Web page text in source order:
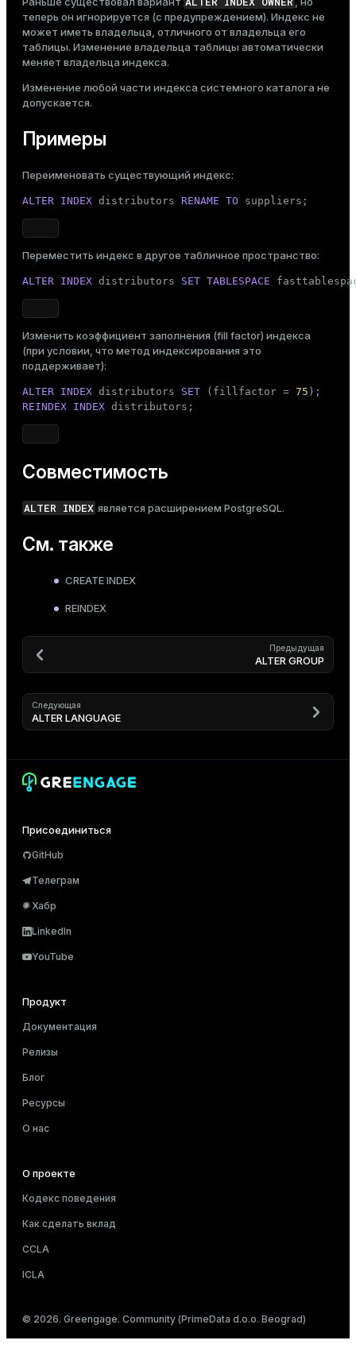
теперь он игнорируется (с предупреждением). Индекс не
может иметь владельца, отличного от владельца его
таблицы. Изменение владельца таблицы автоматически
меняет владельца индекса.
Изменение любой части индекса системного каталога не
допускается.
Примеры
Переименовать существующий индекс:
ALTER INDEX distributors RENAME TO suppliers;
Переместить индекс в другое табличное пространство:
ALTER INDEX distributors SET TABLESPACE
Изменить коэффициент заполнения (fill factor) индекса
(при условии, что метод индексирования это
поддерживает):
ALTER INDEX distributors SET (fillfactor = 75
REINDEX INDEX distributors;
Совместимость
ALTER INDEX является расширением PostgreSQL.
См. также
CREATE INDEX
REINDEX
Предыдущая
ALTER GROUP
Следующая
ALTER LANGUAGE
Присоединиться
GitHub
Телеграм
Хабр
LinkedIn
YouTube
Продукт
Документация
Релизы
Блог
Ресурсы
О нас
О проекте
Кодекс поведения
Как сделать вклад
CCLA
ICLA
© 2026. Greengage. Community (PrimeData d.o.o. Beograd)